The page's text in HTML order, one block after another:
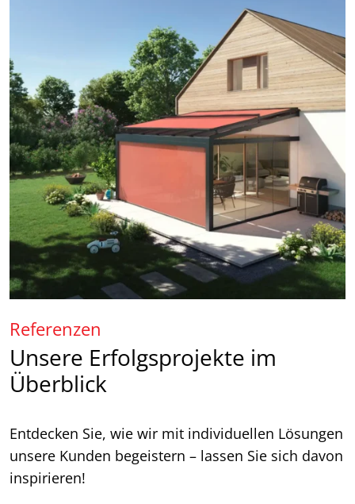
Referenzen
Unsere Erfolgsprojekte im
Überblick
Entdecken Sie, wie wir mit individuellen Lösungen
unsere Kunden begeistern – lassen Sie sich davon
inspirieren!